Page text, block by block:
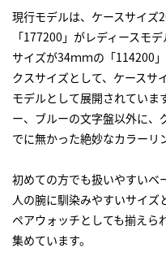
現行モデルは、ケースサイ
「177200」がレディースモ
サイズが34ｍｍの「114200
クスサイズとして、ケースサ
モデルとして展開されていま
ー、ブルーの文字盤以外に、
でに無かった絶妙なカラーリ
初めての方でも扱いやすいベ
人の腕に馴染みやすいサイズ
ペアウォッチとしても揃えら
集めています。